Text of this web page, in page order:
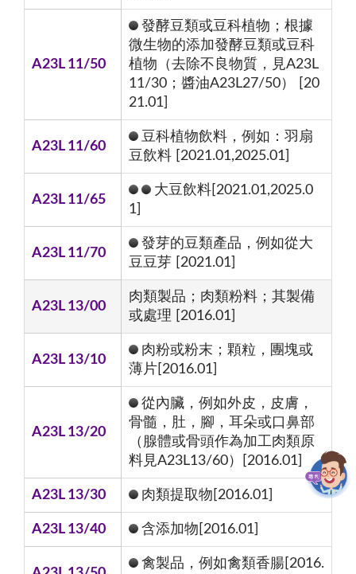
A23L 11/50
發酵豆類或豆科植物；根據
微生物的添加發酵豆類或豆科
植物（去除不良物質，見A23L
11/30；醬油A23L27/50） [20
21.01]
A23L 11/60
豆科植物飲料，例如：羽扇
豆飲料 [2021.01,2025.01]
A23L 11/65
大豆飲料[2021.01,2025.0
1]
A23L 11/70
發芽的豆類產品，例如從大
豆豆芽 [2021.01]
A23L 13/00
肉類製品；肉類粉料；其製備
或處理 [2016.01]
A23L 13/10
肉粉或粉末；顆粒，團塊或
薄片[2016.01]
A23L 13/20
從內臟，例如外皮，皮膚，
骨髓，肚，腳，耳朵或口鼻部
（腺體或骨頭作為加工肉類原
料見A23L13/60）[2016.01]
A23L 13/30 肉類提取物[2016.01]
A23L 13/40 含添加物[2016.01]
禽製品，例如禽類香腸[2016.